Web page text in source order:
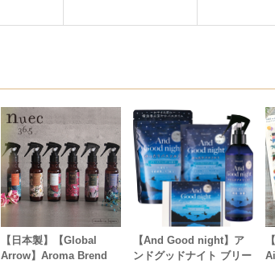
【日本製】【Global
Arrow】Aroma Brend
【And Good night】ア
ンドグッドナイト ブリー